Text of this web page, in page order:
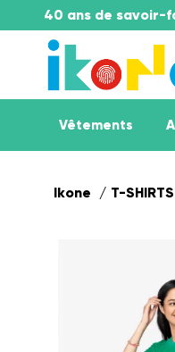
40 ans de savoir-
Vêtements
Ikone T-SHIRTS